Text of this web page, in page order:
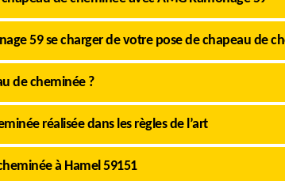
59 se charger de votre pose de chapeau de
de cheminée ?
réalisée dans les règles de l’art
à Hamel 59151